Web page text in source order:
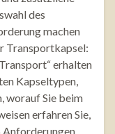
des
machen
Transportkapsel:
erhalten
Kapseltypen,
worauf Sie beim
erfahren Sie,
Anforderungen